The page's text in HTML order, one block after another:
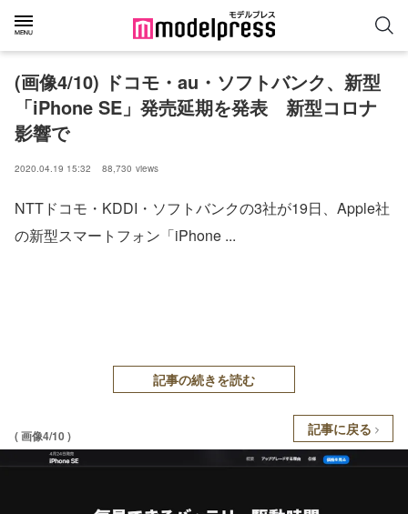
(画像4/10) ドコモ・au・ソフトバンク、新型
「iPhone SE」発売延期を発表 新型コロナ
影響で
2020.04.19 15:32 88,730 views
NTTドコモ・KDDI・ソフトバンクの3社が19日、Apple社
の新型スマートフォン「iPhone ...
記事の続きを読む
( 画像4/10 ) 記事に戻る